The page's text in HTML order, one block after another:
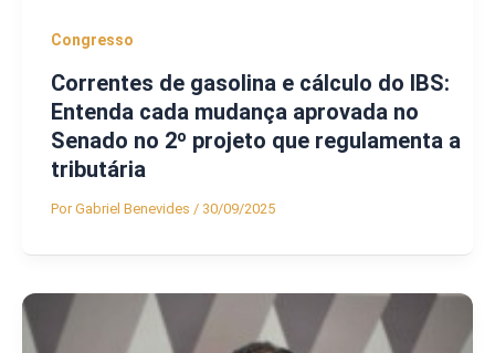
Congresso
Correntes de gasolina e cálculo do IBS:
Entenda cada mudança aprovada no
Senado no 2º projeto que regulamenta a
tributária
PorGabriel Benevides / 30/09/2025